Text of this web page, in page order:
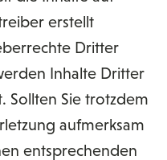
erstellt
Dritter
Inhalte Dritter
Sollten Sie trotzdem
aufmerksam
entsprechenden